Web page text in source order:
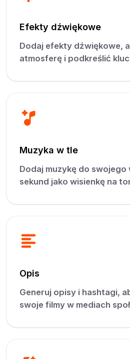
Efekty dźwiękowe
Dodaj efekty dźwiękowe,
atmosferę i podkreślić
Muzyka w tle
Dodaj muzykę do swojego
sekund jako wisienkę na
Opis
Generuj opisy i hashtagi,
swoje filmy w mediach